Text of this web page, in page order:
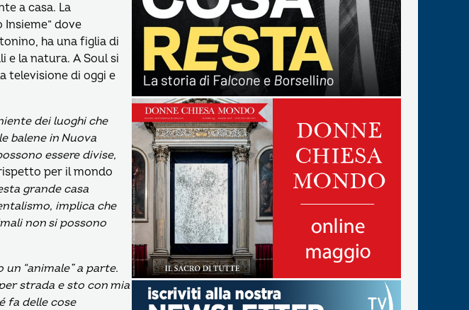
a casa. La
dove
ha una figlia di
e la natura. A Soul si
televisione di oggi e
dei luoghi che
balene in Nuova
essere divise,
per il mondo
grande casa
implica che
non si possono
“animale” a parte.
strada e sto con mia
fa delle cose